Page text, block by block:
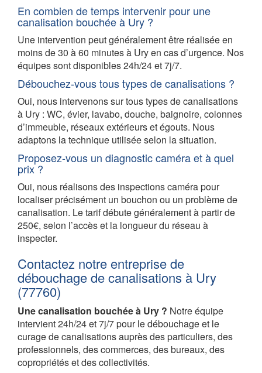
En combien de temps intervenir pour une
canalisation bouchée à Ury ?
Une intervention peut généralement être réalisée en
moins de 30 à 60 minutes à Ury en cas d’urgence. Nos
équipes sont disponibles 24h/24 et 7j/7.
Débouchez-vous tous types de canalisations ?
Oui, nous intervenons sur tous types de canalisations
à Ury : WC, évier, lavabo, douche, baignoire, colonnes
d’immeuble, réseaux extérieurs et égouts. Nous
adaptons la technique utilisée selon la situation.
Proposez-vous un diagnostic caméra et à quel
prix ?
Oui, nous réalisons des inspections caméra pour
localiser précisément un bouchon ou un problème de
canalisation. Le tarif débute généralement à partir de
250€, selon l’accès et la longueur du réseau à
inspecter.
Contactez notre entreprise de
débouchage de canalisations à Ury
(77760)
Une canalisation bouchée à Ury ? Notre équipe
intervient 24h/24 et 7j/7 pour le débouchage et le
curage de canalisations auprès des particuliers, des
professionnels, des commerces, des bureaux, des
copropriétés et des collectivités.